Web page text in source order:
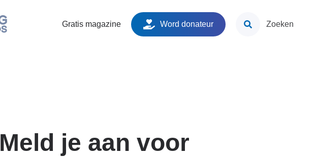
Gratis magazine Word donateur Zoeken
Meld je aan voor